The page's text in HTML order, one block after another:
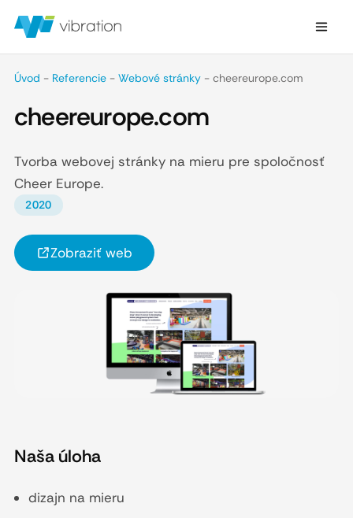
Úvod - Referencie- Webové stránky- cheereurope.com
cheereurope.com
Tvorba webovej stránky na mieru pre spoločnosť
Cheer Europe.
2020
Zobraziť web
Naša úloha
dizajn na mieru